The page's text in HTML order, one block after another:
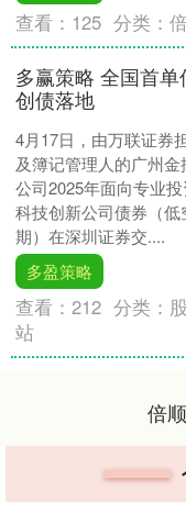
查看： 125 分类：
多赢策略 全国首
创债落地
4月17日，由万联证券
及簿记管理人的广州
公司2025年面向专业
科技创新公司债券（低
期）在深圳证券交....
多盈策略
查看：212 分类：
站
倍